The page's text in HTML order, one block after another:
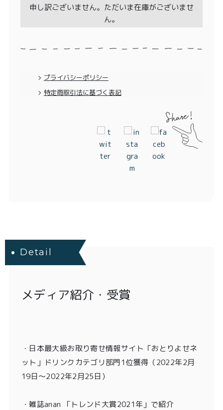
申し訳ございません。ただいま在庫がございませ
ん。
プライバシーポリシー
特定商取引法に基づく表記
Detail
メディア紹介・受賞
・ 日本最大級お取り寄せ情報サイト「おとりよせネ
ット」ドリンクカテゴリ部門1位獲得 （2022年2月
19日〜2022年2月25日）
・雑誌anan 「トレンド大賞2021年」 で紹介